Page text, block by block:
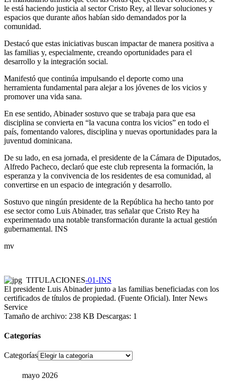
le está haciendo justicia al sector Cristo Rey, al llevar soluciones y
espacios que durante años habían sido demandados por la
comunidad.
Destacó que estas iniciativas buscan impactar de manera positiva a
las familias y, especialmente, creando oportunidades para el
desarrollo y la integración social.
Manifestó que continúa impulsando el deporte como una
herramienta fundamental para alejar a los jóvenes de los vicios y
promover una vida sana.
En ese sentido, Abinader sostuvo que se trabaja para que esa
disciplina se convierta en “la vacuna contra los vicios” en todo el
país, fomentando valores, disciplina y nuevas oportunidades para la
juventud dominicana.
De su lado, en esa jornada, el presidente de la Cámara de Diputados,
Alfredo Pacheco, declaró que este club representa la formación, la
esperanza y la convivencia de los residentes de esa comunidad, al
convertirse en un espacio de integración y desarrollo.
Sostuvo que ningún presidente de la República ha hecho tanto por
ese sector como Luis Abinader, tras señalar que Cristo Rey ha
experimentado una notable transformación durante la actual gestión
gubernamental. INS
mv
TITULACIONES-01-INS
El presidente Luis Abinader junto a las familias beneficiadas con los
certificados de títulos de propiedad. (Fuente Oficial). Inter News
Service
Tamaño de archivo: 238 KB Descargas: 1
Categorías
Categorías
mayo 2026